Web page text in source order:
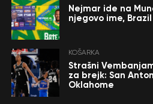
Nejmar ide na
njegovo ime,
KOŠARKA
Strašni
za brejk: San
Oklahome